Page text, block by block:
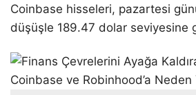
Coinbase hisseleri, pazartesi
düşüşle 189.47 dolar seviyesine